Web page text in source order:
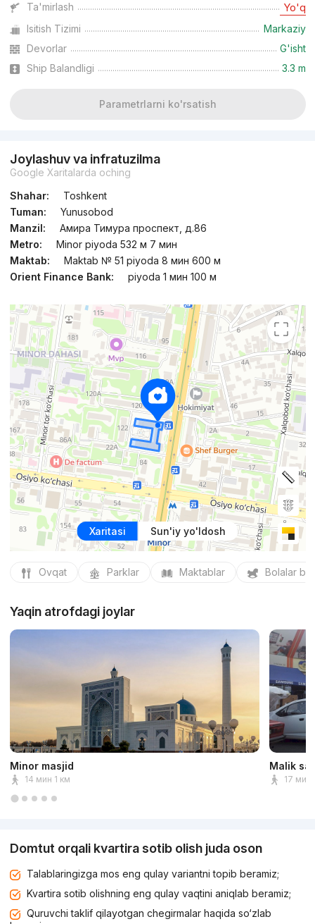
Ta'mirlash Yo'q
Isitish Tizimi
Markaziy
Devorlar
G'isht
Ship Balandligi
3.3 m
Parametrlarni ko'rsatish
Joylashuv va infratuzilma
Google Xaritalarda oching
Shahar:
Toshkent
Tuman:
Yunusobod
Manzil:
Амира Тимура проспект, д.86
Metro:
Minor piyoda 532 м 7 мин
Maktab:
Maktab № 51 piyoda 8 мин 600 м
Orient Finance Bank:
piyoda 1 мин 100 м
Xaritasi Sun'iy yo'ldosh
Ovqat Parklar Maktablar Bolalar
Yaqin atrofdagi joylar
Minor masjid
14 мин 1 км
Malik
17 мин
Domtut orqali kvartira sotib olish juda oson
Talablaringizga mos eng qulay variantni topib beramiz;
Kvartira sotib olishning eng qulay vaqtini aniqlab beramiz;
Quruvchi taklif qilayotgan chegirmalar haqida so‘zlab